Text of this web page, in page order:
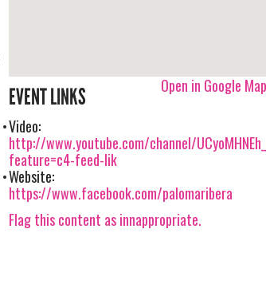
Open in Google
EVENT LINKS
Video:
http://www.youtube.com/channel/
feature=c4-feed-lik
Website:
https://www.facebook.com/palomaribera
Flag this content as innappropriate.